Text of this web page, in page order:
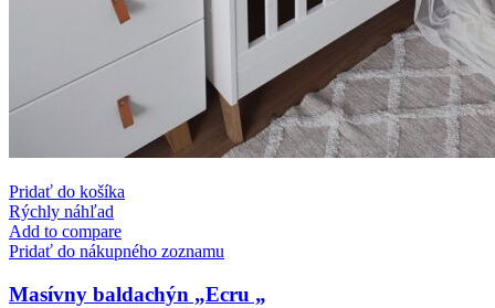
Pridať do košíka
Rýchly náhľad
Add to compare
Pridať do nákupného zoznamu
Masívny baldachýn „Ecru „